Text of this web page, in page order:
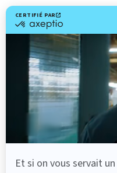
Toujours les mêmes
Le même rituel avant
Cela aidera l’enfant à
LES BIENFAITS DE LA
prendre le temps de se